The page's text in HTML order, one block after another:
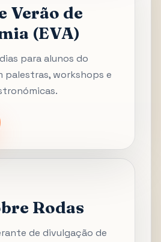
Verão de
(EVA)
para alunos do
palestras, workshops e
Rodas
de divulgação de